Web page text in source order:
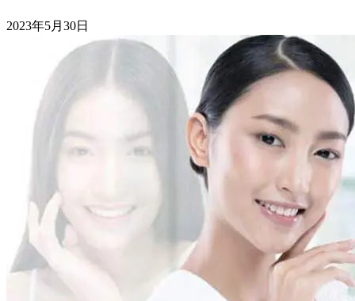
2023年5月30日